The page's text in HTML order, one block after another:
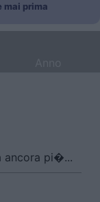
mai prima
ancora pi�...